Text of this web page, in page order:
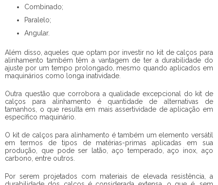
Combinado;
Paralelo;
Angular.
Além disso, aqueles que optam por investir no kit de calços para
alinhamento também têm a vantagem de ter a durabilidade do
ajuste por um tempo prolongado, mesmo quando aplicados em
maquinários como longa inatividade.
Outra questão que corrobora a qualidade excepcional do kit de
calços para alinhamento é quantidade de alternativas de
tamanhos, o que resulta em mais assertividade de aplicação em
específico maquinário.
O kit de calços para alinhamento é também um elemento versátil
em termos de tipos de matérias-primas aplicadas em sua
produção, que pode ser latão, aço temperado, aço inox, aço
carbono, entre outros.
Por serem projetados com materiais de elevada resistência, a